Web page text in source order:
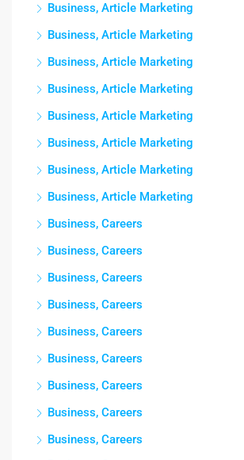
Business, Article Marketing
Business, Article Marketing
Business, Article Marketing
Business, Article Marketing
Business, Article Marketing
Business, Article Marketing
Business, Article Marketing
Business, Article Marketing
Business, Careers
Business, Careers
Business, Careers
Business, Careers
Business, Careers
Business, Careers
Business, Careers
Business, Careers
Business, Careers